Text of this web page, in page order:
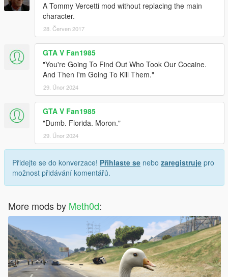
A Tommy Vercetti mod without replacing the main
character.
28. Červen 2017
GTA V Fan1985
"You're Going To Find Out Who Took Our Cocaine.
And Then I'm Going To Kill Them."
29. Únor 2024
GTA V Fan1985
"Dumb. Florida. Moron."
29. Únor 2024
Přidejte se do konverzace! Přihlaste se nebo zaregistruje pro
možnost přidávání komentářů.
More mods by Meth0d: